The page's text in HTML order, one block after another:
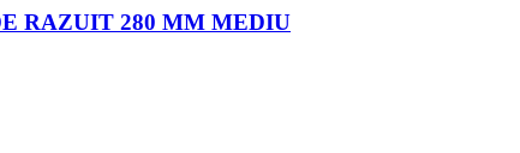
RAZUIT 280 MM MEDIU